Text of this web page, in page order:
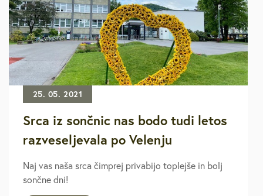
25. 05. 2021
Srca iz sončnic nas bodo tudi letos
razveseljevala po Velenju
Naj vas naša srca čimprej privabijo toplejše in bolj
sončne dni!